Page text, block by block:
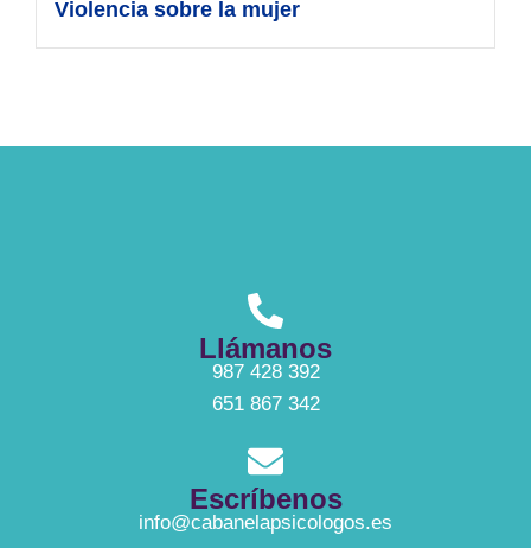
Violencia sobre la mujer
Llámanos
987 428 392
651 867 342
Escríbenos
info@cabanelapsicologos.es